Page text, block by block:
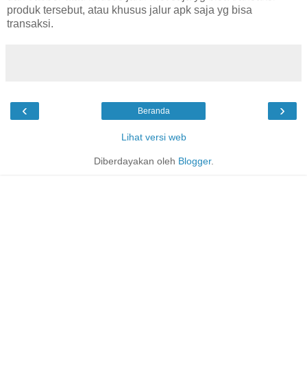
produk tersebut, atau khusus jalur apk saja yg bisa
transaksi.
‹ ›
Beranda
Lihat versi web
Diberdayakan oleh Blogger.